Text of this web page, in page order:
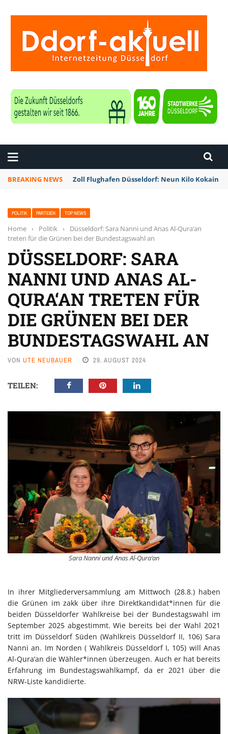
BREAKING NEWS Zoll Flughafen Düsseldorf: Neun Kilo Kokain
POLITIK PARTEIEN TOP NEWS
Home › Politik ›
Düsseldorf: Sara Nanni und Anas Al-Qura‘an
treten für die Grünen bei der Bundestagswahl an
DÜSSELDORF: SARA
NANNI UND ANAS AL-
QURA‘AN TRETEN FÜR
DIE GRÜNEN BEI DER
BUNDESTAGSWAHL AN
VON UTE NEUBAUER 29. AUGUST 2024
TEILEN:
Sara Nanni und Anas Al-Qura‘an
In ihrer Mitgliederversammlung am Mittwoch (28.8.) haben
die Grünen im zakk über ihre Direktkandidat*innen für die
beiden Düsseldorfer Wahlkreise bei der Bundestagswahl im
September 2025 abgestimmt. Wie bereits bei der Wahl 2021
tritt im Düsseldorf Süden (Wahlkreis Düsseldorf II, 106) Sara
Nanni an. Im Norden ( Wahlkreis Düsseldorf I, 105) will Anas
Al-Qura’an die Wähler*innen überzeugen. Auch er hat bereits
Erfahrung im Bundestagswahlkampf, da er 2021 über die
NRW-Liste kandidierte.